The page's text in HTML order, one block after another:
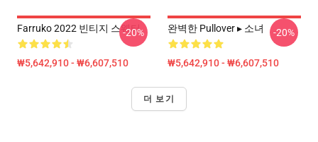
Farruko 2022 빈티지 스웨터
₩5,642,910 - ₩6,607,510
-20% 완벽한 Pullover ▸ 소녀
₩5,642,910 - ₩6,607,510
-20%
더 보기